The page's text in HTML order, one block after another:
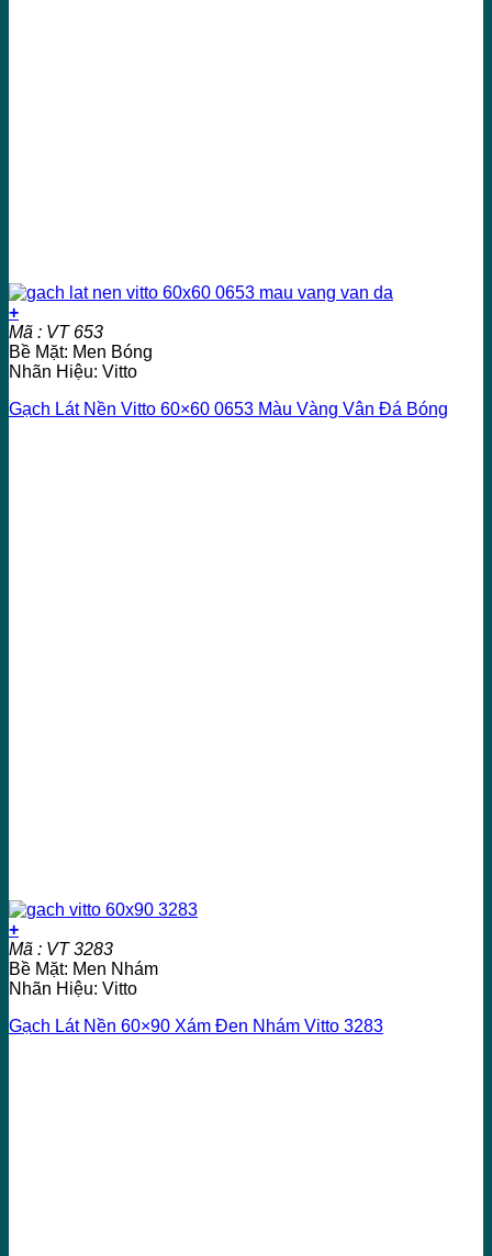
+
Mã : VT 653
Bề Mặt: Men Bóng
Nhãn Hiệu: Vitto
Gạch Lát Nền Vitto 60×60 0653 Màu Vàng Vân Đá Bóng
+
Mã : VT 3283
Bề Mặt: Men Nhám
Nhãn Hiệu: Vitto
Gạch Lát Nền 60×90 Xám Đen Nhám Vitto 3283